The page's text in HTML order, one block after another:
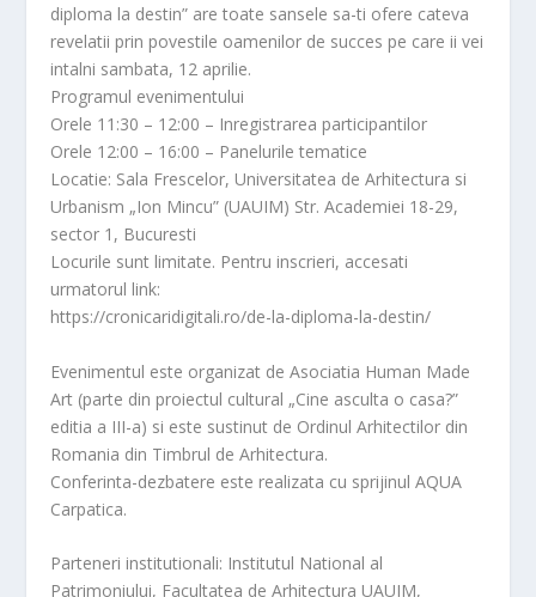
diploma la destin” are toate sansele sa-ti ofere cateva
revelatii prin povestile oamenilor de succes pe care ii vei
intalni sambata, 12 aprilie.
Programul evenimentului
Orele 11:30 – 12:00 – Inregistrarea participantilor
Orele 12:00 – 16:00 – Panelurile tematice
Locatie: Sala Frescelor, Universitatea de Arhitectura si
Urbanism „Ion Mincu” (UAUIM) Str. Academiei 18-29,
sector 1, Bucuresti
Locurile sunt limitate. Pentru inscrieri, accesati
urmatorul link:
https://cronicaridigitali.ro/de-la-diploma-la-destin/
Evenimentul este organizat de Asociatia Human Made
Art (parte din proiectul cultural „Cine asculta o casa?”
editia a III-a) si este sustinut de Ordinul Arhitectilor din
Romania din Timbrul de Arhitectura.
Conferinta-dezbatere este realizata cu sprijinul AQUA
Carpatica.
Parteneri institutionali: Institutul National al
Patrimoniului, Facultatea de Arhitectura UAUIM,